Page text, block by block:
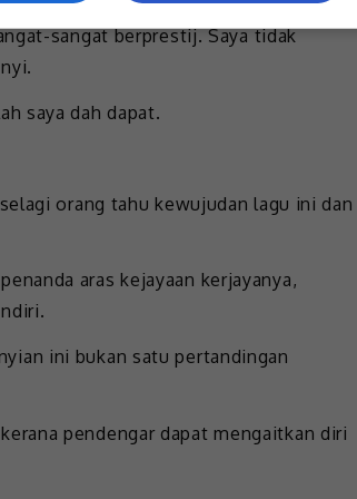
sangat berprestij. Saya tidak
saya dah dapat.
orang tahu kewujudan lagu ini dan
aras kejayaan kerjayanya,
ini bukan satu pertandingan
pendengar dapat mengaitkan diri